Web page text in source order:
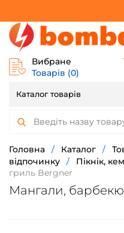
Вибране
Товарів (0)
Каталог товарів
Головна / Каталог /
відпочинку
/ Пікнік,
гриль Bergner
Мангали,